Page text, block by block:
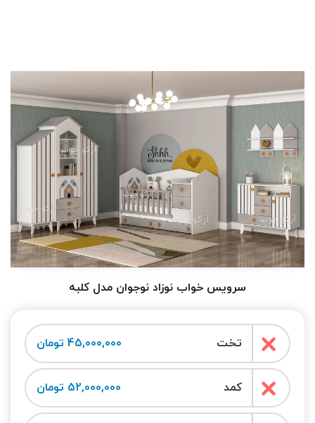
سرویس خواب نوزاد نوجوان مدل کلبه
تخت 45,000,000 تومان
کمد 52,000,000 تومان